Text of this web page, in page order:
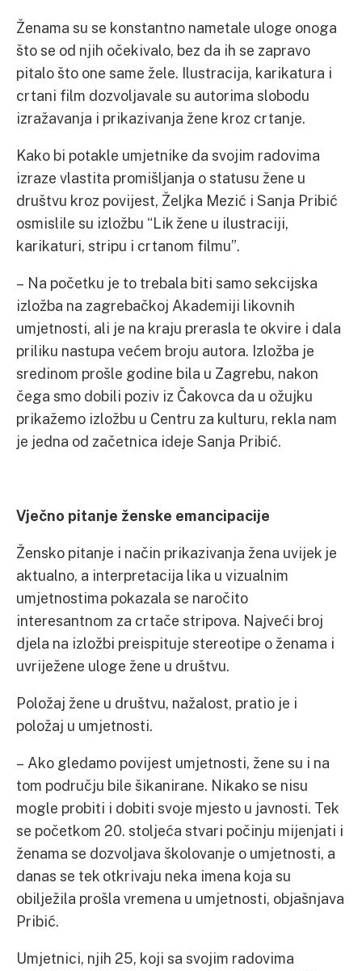
Ženama su se konstantno nametale uloge onoga
što se od njih očekivalo, bez da ih se zapravo
pitalo što one same žele. Ilustracija, karikatura i
crtani film dozvoljavale su autorima slobodu
izražavanja i prikazivanja žene kroz crtanje.
Kako bi potakle umjetnike da svojim radovima
izraze vlastita promišljanja o statusu žene u
društvu kroz povijest, Željka Mezić i Sanja Pribić
osmislile su izložbu “Lik žene u ilustraciji,
karikaturi, stripu i crtanom filmu”.
– Na početku je to trebala biti samo sekcijska
izložba na zagrebačkoj Akademiji likovnih
umjetnosti, ali je na kraju prerasla te okvire i dala
priliku nastupa većem broju autora. Izložba je
sredinom prošle godine bila u Zagrebu, nakon
čega smo dobili poziv iz Čakovca da u ožujku
prikažemo izložbu u Centru za kulturu, rekla nam
je jedna od začetnica ideje Sanja Pribić.
Vječno pitanje ženske emancipacije
Žensko pitanje i način prikazivanja žena uvijek je
aktualno, a interpretacija lika u vizualnim
umjetnostima pokazala se naročito
interesantnom za crtače stripova. Najveći broj
djela na izložbi preispituje stereotipe o ženama i
uvriježene uloge žene u društvu.
Položaj žene u društvu, nažalost, pratio je i
položaj u umjetnosti.
– Ako gledamo povijest umjetnosti, žene su i na
tom području bile šikanirane. Nikako se nisu
mogle probiti i dobiti svoje mjesto u javnosti. Tek
se početkom 20. stoljeća stvari počinju mijenjati i
ženama se dozvoljava školovanje o umjetnosti, a
danas se tek otkrivaju neka imena koja su
obilježila prošla vremena u umjetnosti, objašnjava
Pribić.
Umjetnici, njih 25, koji sa svojim radovima